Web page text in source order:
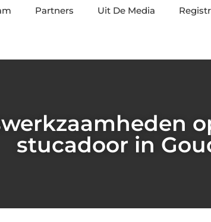
Partners Uit De Media
stucadoor in